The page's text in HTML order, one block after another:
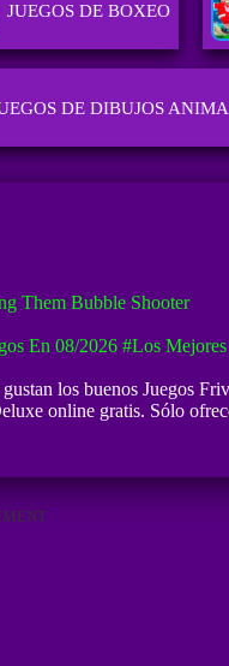
JUEGOS DE BOXEO
DE DIBUJOS
Them Bubble Shooter
En 08/2026 #Los
los buenos Juegos
online gratis. Sólo